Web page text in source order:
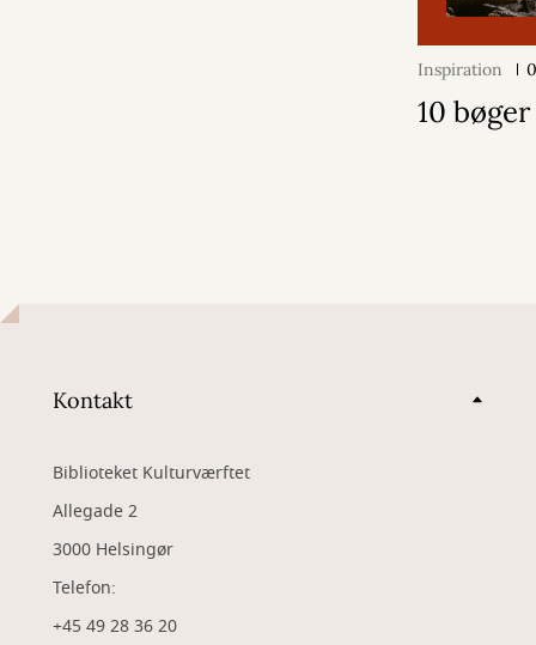
Inspiration
10
Kontakt
Biblioteket Kulturværftet
Allegade 2
3000 Helsingør
Telefon:
+45 49 28 36 20